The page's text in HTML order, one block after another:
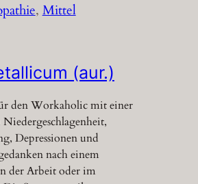
, Mittel
(aur.)
den Workaholic mit einer
Depressionen und
nach einem
der Arbeit oder im